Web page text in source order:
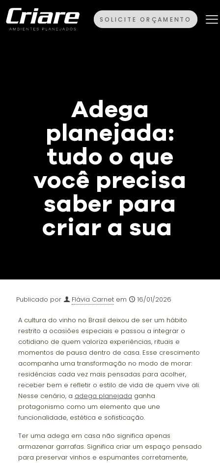
SOLICITE ORÇAMENTO
Adega
planejada:
tudo o que
você precisa
saber para
criar a sua
Publicado por Flávia Carnet em 16/01/2026
A cultura do vinho no Brasil deixou de ser um hábito
restrito a ocasiões especiais e passou a integrar o
cotidiano de quem valoriza experiências, rituais e
momentos de pausa dentro de casa. Esse crescimento
acompanha uma transformação no modo de morar:
residências cada vez mais pensadas para acolher,
receber bem e refletir o estilo de vida de quem vive ali.
Nesse cenário, a adega planejada ganha
protagonismo como um elemento que une
funcionalidade, estética e sofisticação.
Ter uma adega em casa não significa apenas
armazenar garrafas. Significa criar um espaço pensado
para preservar vinhos e espumantes corretamente,